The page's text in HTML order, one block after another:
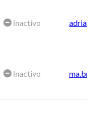
Inactivo
Inactivo